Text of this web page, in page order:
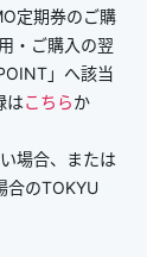
定期券のご購
・ご購入の翌
」へ該当
はこちらか
場合、または
合のTOKYU